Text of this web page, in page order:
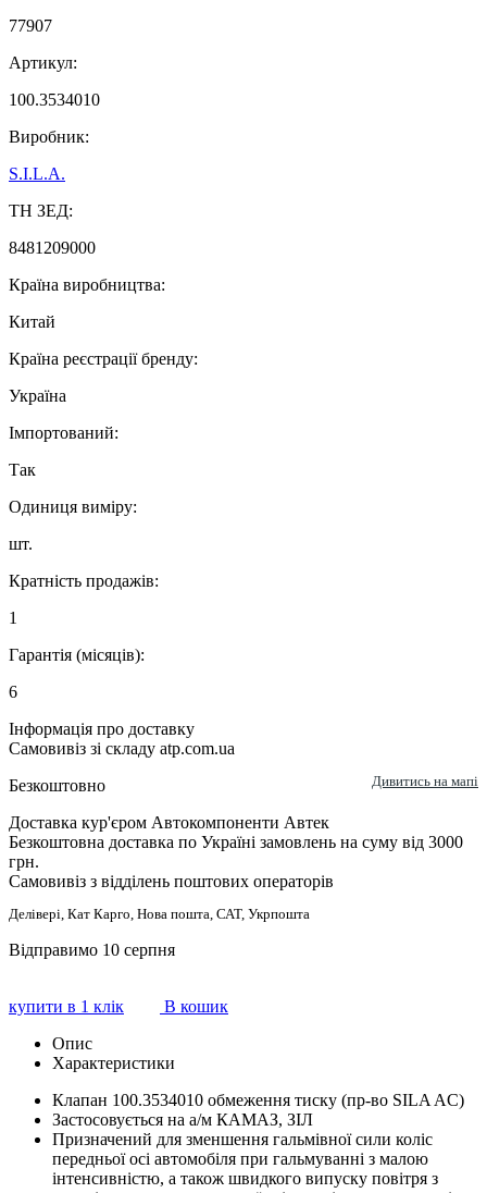
77907
Артикул:
100.3534010
Виробник:
S.I.L.A.
ТН ЗЕД:
8481209000
Країна виробництва:
Китай
Країна реєстрації бренду:
Україна
Імпортований:
Так
Одиниця виміру:
шт.
Кратність продажів:
1
Гарантія (місяців):
6
Інформація про доставку
Самовивіз зі складу atp.com.ua
Безкоштовно
Дивитись на мапі
Доставка кур'єром Автокомпоненти Автек
Безкоштовна доставка по Україні замовлень на суму від 3000
грн.
Самовивіз з відділень поштових операторів
Делівері, Кат Карго, Нова пошта, САТ, Укрпошта
Відправимо 10 серпня
купити в 1 клік
В кошик
Опис
Характеристики
Клапан 100.3534010 обмеження тиску (пр-во SILA AC)
Застосовується на а/м КАМАЗ, ЗІЛ
Призначений для зменшення гальмівної сили коліс
передньої осі автомобіля при гальмуванні з малою
інтенсивністю, а також швидкого випуску повітря з